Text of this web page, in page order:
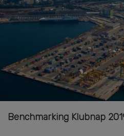
Benchmarking Klubnap